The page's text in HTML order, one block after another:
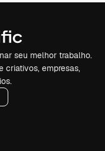
seu melhor trabalho.
criativos, empresas,